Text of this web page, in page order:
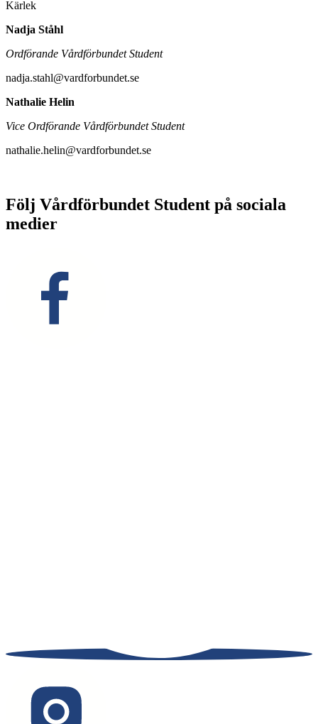
Kärlek
Nadja Ståhl
Ordförande Vårdförbundet Student
nadja.stahl@vardforbundet.se
Nathalie Helin
Vice Ordförande Vårdförbundet Student
nathalie.helin@vardforbundet.se
Följ Vårdförbundet Student på sociala
medier